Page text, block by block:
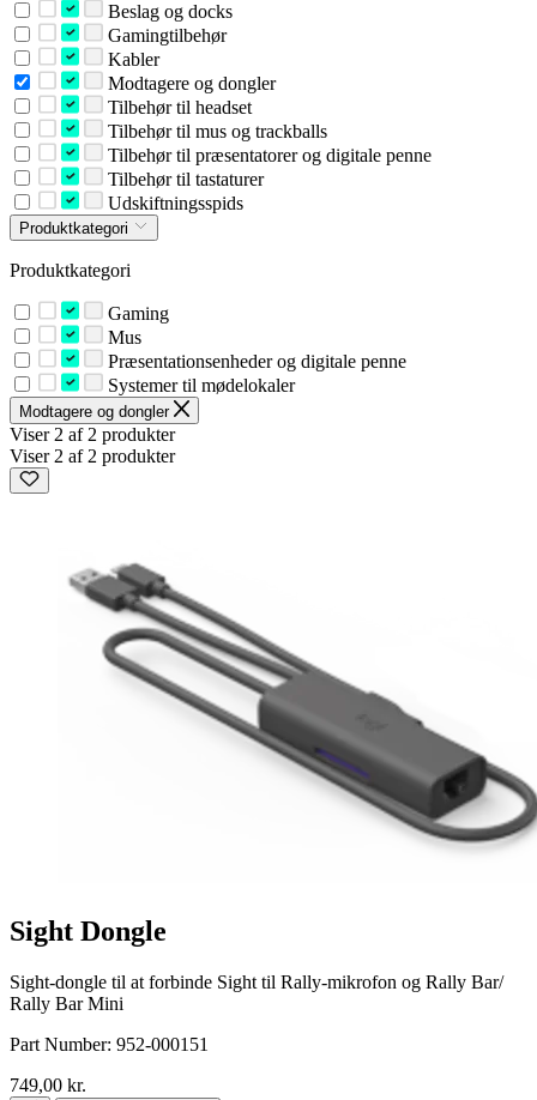
Beslag og docks
Gamingtilbehør
Kabler
Modtagere og dongler
Tilbehør til headset
Tilbehør til mus og trackballs
Tilbehør til præsentatorer og digitale penne
Tilbehør til tastaturer
Udskiftningsspids
Produktkategori
Produktkategori
Gaming
Mus
Præsentationsenheder og digitale penne
Systemer til mødelokaler
Modtagere og dongler
Viser 2 af 2 produkter
Viser 2 af 2 produkter
Sight Dongle
Sight-dongle til at forbinde Sight til Rally-mikrofon og Rally Bar/
Rally Bar Mini
Part Number: 952-000151
749,00 kr.